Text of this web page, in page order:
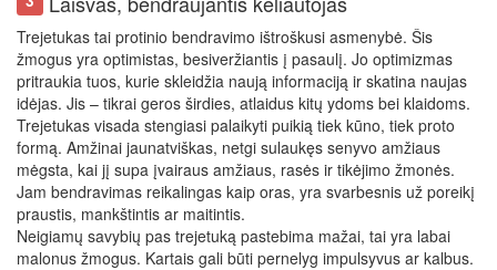
Trejetukas tai protinio bendravimo ištroškusi asmenybė. Šis
žmogus yra optimistas, besiveržiantis į pasaulį. Jo optimizmas
pritraukia tuos, kurie skleidžia naują informaciją ir skatina naujas
idėjas. Jis – tikrai geros širdies, atlaidus kitų ydoms bei klaidoms.
Trejetukas visada stengiasi palaikyti puikią tiek kūno, tiek proto
formą. Amžinai jaunatviškas, netgi sulaukęs senyvo amžiaus
mėgsta, kai jį supa įvairaus amžiaus, rasės ir tikėjimo žmonės.
Jam bendravimas reikalingas kaip oras, yra svarbesnis už poreikį
praustis, mankštintis ar maitintis.
Neigiamų savybių pas trejetuką pastebima mažai, tai yra labai
malonus žmogus. Kartais gali būti pernelyg impulsyvus ar kalbus.